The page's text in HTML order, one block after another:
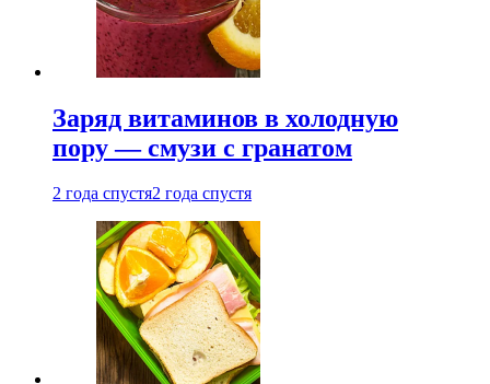
Заряд витаминов в холодную
пору — смузи с гранатом
2 года спустя2 года спустя